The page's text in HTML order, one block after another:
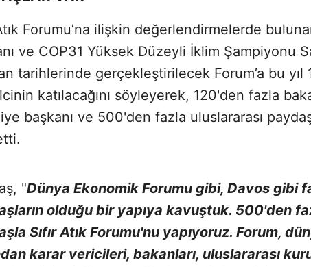
Forumu’na ilişkin değerlendirmelerde
ve COP31 Yüksek Düzeyli İklim Şampiyonu
tarihlerinde gerçekleştirilecek Forum’a bu yıl
katılacağını söyleyerek, 120'den fazla
başkanı ve 500'den fazla uluslararası
"Dünya Ekonomik Forumu gibi, Davos gibi
olduğu bir yapıya kavuştuk. 500'den
Sıfır Atık Forumu'nu yapıyoruz. Forum,
karar vericileri, bakanları, uluslararası